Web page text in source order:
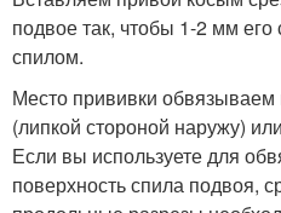
подвое так, чтобы 1-2 мм
спилом.
Место прививки обвязываем
(липкой стороной наружу)
Если вы используете для
поверхность спила подвоя,